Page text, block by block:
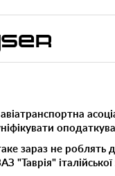
зараз не роблять
"Таврія" італійської